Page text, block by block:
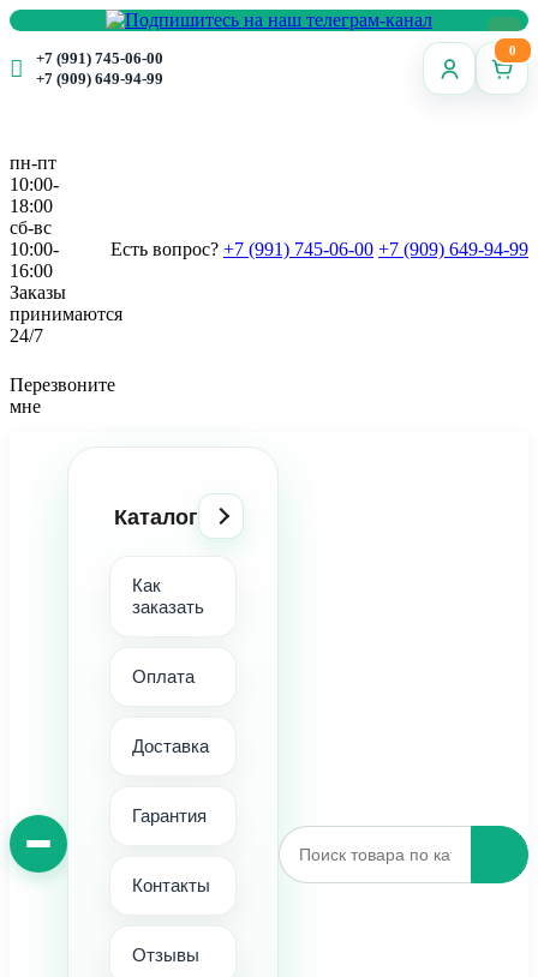
+7 (991) 745-06-00
+7 (909) 649-94-99
0
пн-пт
10:00-
18:00
сб-вс
10:00-
16:00
Заказы
принимаются
24/7
Есть вопрос? +7 (991) 745-06-00 +7 (909) 649-94-99
Перезвоните
мне
Каталог
Как
заказать
Оплата
Доставка
Гарантия
Контакты
Отзывы